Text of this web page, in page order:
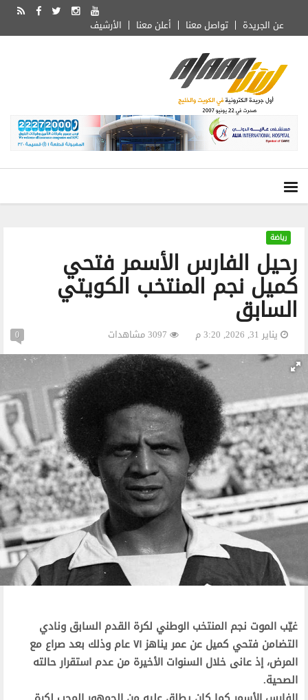
الأرشيف أعلن معنا تواصل معنا عن الجريدة
رحيل الفارس الأسمر فتحي
كميل نجم المنتخب الكويتي
السابق
رياضة
يناير 31, 2026, 3:20 م 0
غيّب الموت نجم المنتخب الوطني لكرة القدم السابق ونادي
التضامن فتحي كميل عن عمر يناهز ٧١ عام وذلك بعد صراع مع
المرض، إذ عانى خلال السنوات الأخيرة من عدم استقرار حالته
الصحية.